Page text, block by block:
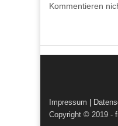
Kommentieren
Impressum
Copyright © 2019 -